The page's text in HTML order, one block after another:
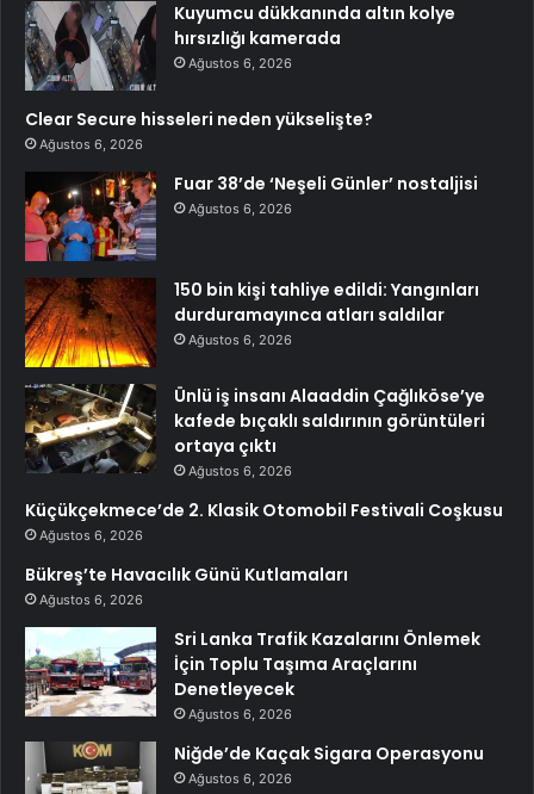
Kuyumcu dükkanında altın kolye
hırsızlığı kamerada
Ağustos 6, 2026
Clear Secure hisseleri neden yükselişte?
Ağustos 6, 2026
Fuar 38’de ‘Neşeli Günler’ nostaljisi
Ağustos 6, 2026
150 bin kişi tahliye edildi: Yangınları
durduramayınca atları saldılar
Ağustos 6, 2026
Ünlü iş insanı Alaaddin Çağlıköse’ye
kafede bıçaklı saldırının görüntüleri
ortaya çıktı
Ağustos 6, 2026
Küçükçekmece’de 2. Klasik Otomobil Festivali Coşkusu
Ağustos 6, 2026
Bükreş’te Havacılık Günü Kutlamaları
Ağustos 6, 2026
Sri Lanka Trafik Kazalarını Önlemek
İçin Toplu Taşıma Araçlarını
Denetleyecek
Ağustos 6, 2026
Niğde’de Kaçak Sigara Operasyonu
Ağustos 6, 2026